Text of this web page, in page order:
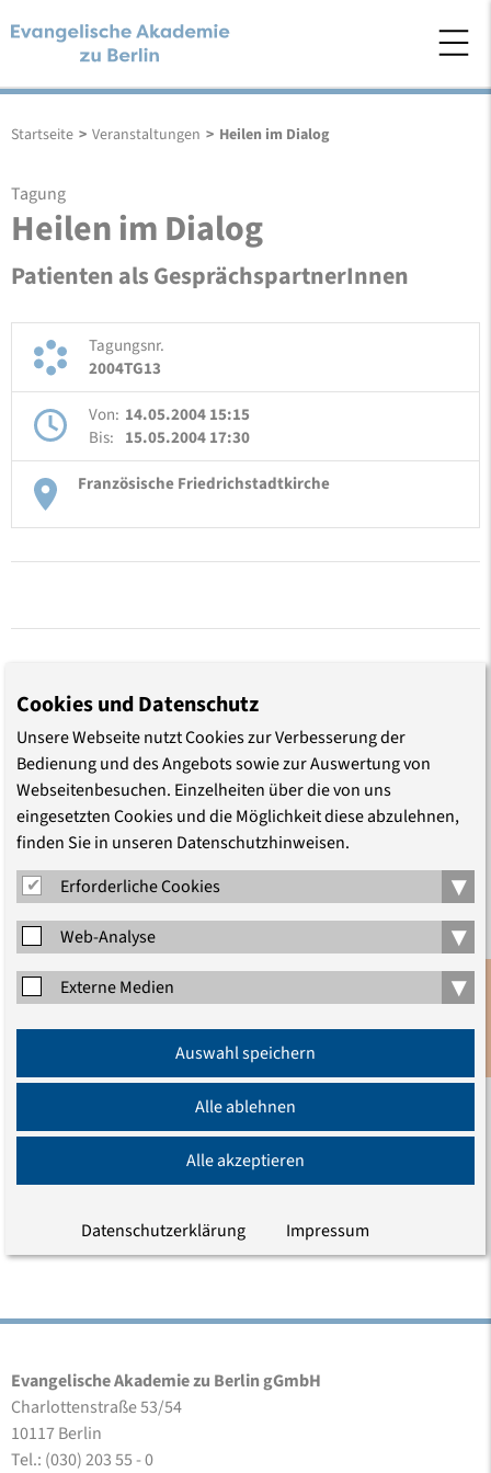
Startseite > Veranstaltungen > Heilen im Dialog
Tagung
Heilen im Dialog
Patienten als GesprächspartnerInnen
Tagungsnr.
2004TG13
Von: 14.05.2004 15:15
Bis: 15.05.2004 17:30
Französische Friedrichstadtkirche
LEITUNG
Studienleiterin Medizin- und Pflegeethik
Telefon (030) 203 55 - 502
Anmeldung
Evangelische Akademie zu Berlin gGmbH
Charlottenstraße 53/54
10117 Berlin
Tel.: (030) 203 55 - 0
Cookies und Datenschutz
Unsere Webseite nutzt Cookies zur Verbesserung der
Bedienung und des Angebots sowie zur Auswertung von
Webseitenbesuchen. Einzelheiten über die von uns
eingesetzten Cookies und die Möglichkeit diese abzulehnen,
finden Sie in unseren Datenschutzhinweisen.
Erforderliche Cookies
▾
Web-Analyse ▾
Externe Medien ▾
Auswahl speichern
Alle ablehnen
Alle akzeptieren
Datenschutzerklärung Impressum